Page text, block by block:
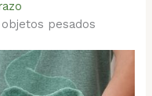
pesados